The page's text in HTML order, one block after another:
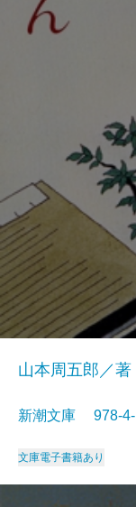
山本周五郎／著
新潮文庫 978-
文庫電子書籍あり